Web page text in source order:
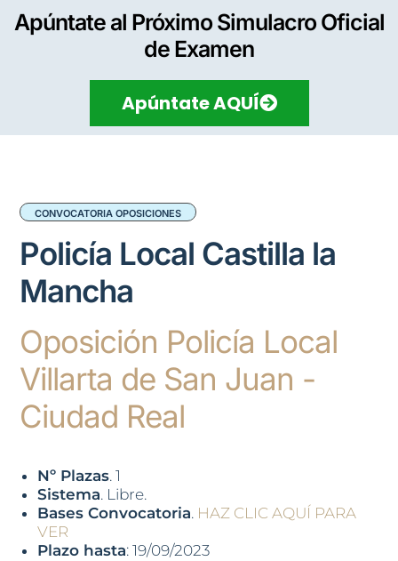
Apúntate al Próximo Simulacro Oficial
de Examen
Apúntate AQUÍ
CONVOCATORIA OPOSICIONES
Policía Local Castilla la
Mancha
Oposición Policía Local
Villarta de San Juan -
Ciudad Real
Nº Plazas. 1
Sistema. Libre.
Bases Convocatoria. HAZ CLIC AQUÍ PARA
VER
Plazo hasta: 19/09/2023